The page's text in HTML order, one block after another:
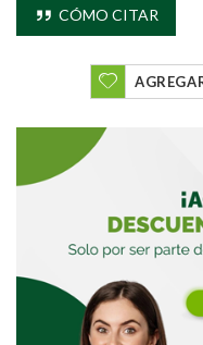
CÓMO CITAR